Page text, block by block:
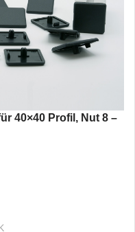
40×40 Profil, Nut 8 –